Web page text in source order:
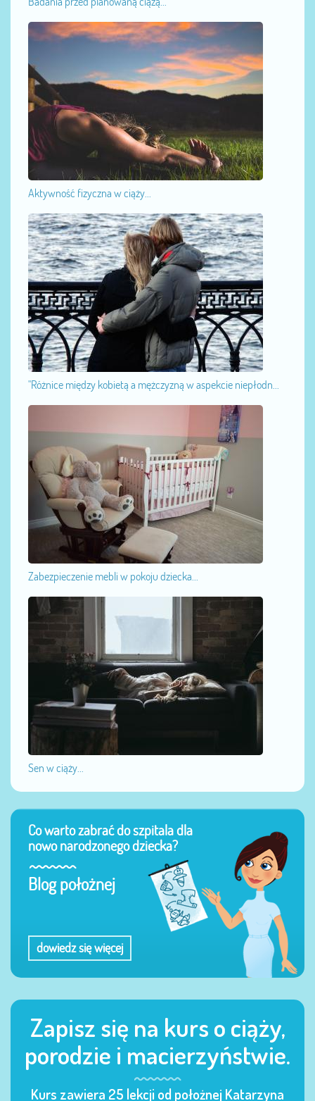
Aktywność fizyczna w ciąży...
"Różnice między kobietą a mężczyzną w aspekcie niepłodn...
Zabezpieczenie mebli w pokoju dziecka...
Sen w ciąży...
Co warto zabrać do szpitala dla
nowo narodzonego dziecka?
Blog położnej
dowiedz się więcej
Zapisz się na kurs o ciąży,
porodzie i macierzyństwie.
Kurs zawiera 25 lekcji od położnej Katarzyna